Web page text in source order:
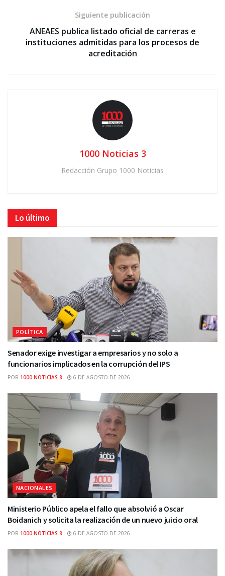
Siguiente publicación
ANEAES publica listado oficial de carreras e
instituciones admitidas para los procesos de
acreditación
1000 Noticias 3
Redacción Grupo 1000 Noticias
Lo último
POLÍTICA
Senador exige investigar a empresarios y no solo a
funcionarios implicados en la corrupción del IPS
POR 1000 NOTICIAS 8 6 DE AGOSTO DE 2026
NACIONALES
Ministerio Público apela el fallo que absolvió a Oscar
Boidanich y solicita la realización de un nuevo juicio oral
POR 1000 NOTICIAS 8 6 DE AGOSTO DE 2026